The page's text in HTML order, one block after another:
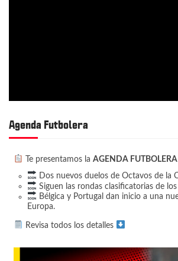
Agenda Futbolera
Te presentamos la AGENDA FUTBOLERA
Dos nuevos duelos de Octavos de la
Siguen las rondas clasificatorias de
Bélgica y Portugal dan inicio a una
Europa.
Revisa todos los detalles